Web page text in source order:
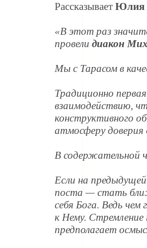
Рассказывает Юлия
«В этот раз
провели диакон
Мы с Тарасом в
Традиционно
взаимодействию,
конструктивного
атмосферу доверия
В содержательной
Если на
поста — стать
себя Бога. Ведь
к Нему.
предполагает